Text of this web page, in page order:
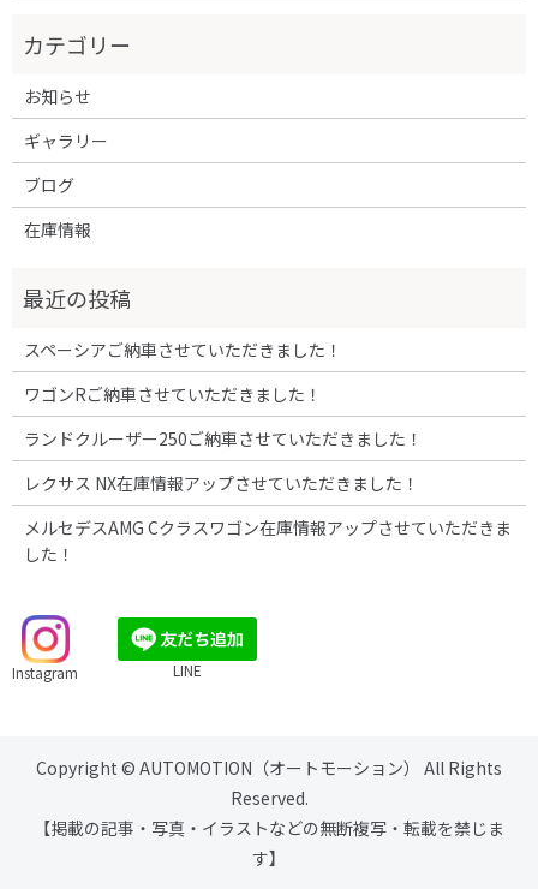
お知らせ
ギャラリー
ブログ
在庫情報
スペーシアご納車させていただきました！
ワゴンRご納車させていただきました！
ランドクルーザー250ご納車させていただきました！
レクサス NX在庫情報アップさせていただきました！
メルセデスAMG Cクラスワゴン在庫情報アップさせていただきま
した！
Instagram LINE
Copyright © AUTOMOTION（オートモーション） All Rights
Reserved.
【掲載の記事・写真・イラストなどの無断複写・転載を禁じま
す】